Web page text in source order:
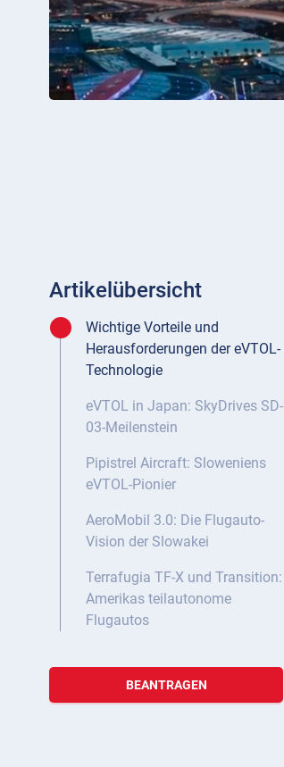
Artikelübersicht
Wichtige Vorteile und
Herausforderungen der eVTOL-
Technologie
eVTOL in Japan: SkyDrives SD-
03-Meilenstein
Pipistrel Aircraft: Sloweniens
eVTOL-Pionier
AeroMobil 3.0: Die Flugauto-
Vision der Slowakei
Terrafugia TF-X und Transition:
Amerikas teilautonome
Flugautos
BEANTRAGEN